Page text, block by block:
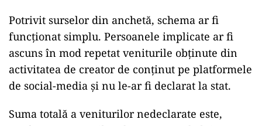
Potrivit surselor din anchetă, schema ar fi
funcționat simplu. Persoanele implicate ar fi
ascuns în mod repetat veniturile obținute din
activitatea de creator de conținut pe platformele
de social-media și nu le-ar fi declarat la stat.
Suma totală a veniturilor nedeclarate este,